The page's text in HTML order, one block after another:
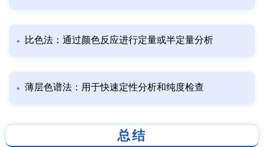
比色法：通过颜色反应进行定量或半定量分析
薄层色谱法：用于快速定性分析和纯度检查
总结